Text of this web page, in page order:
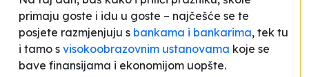
primaju goste i idu u goste – najčešće se te
posjete razmjenjuju s bankama i bankarima, tek tu
i tamo s visokoobrazovnim ustanovama koje se
bave finansijama i ekonomijom uopšte.